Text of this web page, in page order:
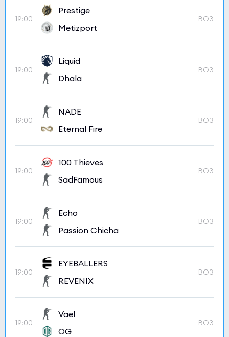
19:00
Prestige
Metizport
BO3
19:00
Liquid
Dhala
BO3
19:00
NADE
Eternal Fire
BO3
19:00
100 Thieves
SadFamous
BO3
19:00
Echo
Passion Chicha
BO3
19:00
EYEBALLERS
REVENIX
BO3
19:00
Vael
OG
BO3